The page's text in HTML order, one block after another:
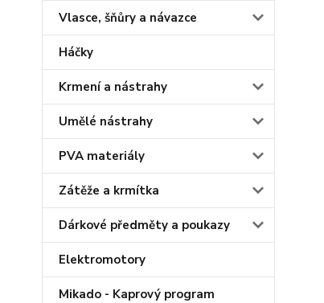
Vlasce, šňůry a návazce
Háčky
Krmení a nástrahy
Umělé nástrahy
PVA materiály
Zátěže a krmítka
Dárkové předměty a poukazy
Elektromotory
Mikado - Kaprový program